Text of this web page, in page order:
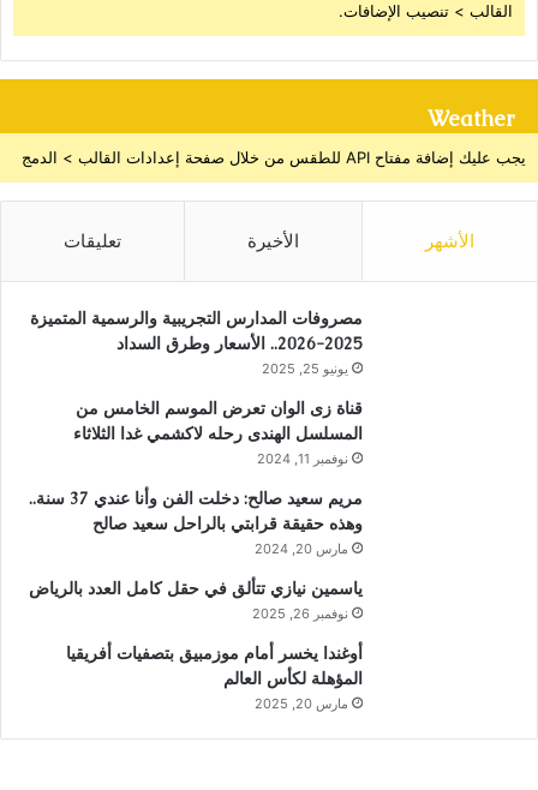
القالب > تنصيب الإضافات.
Weather
يجب عليك إضافة مفتاح API للطقس من خلال صفحة إعدادات القالب > الدمج
الأشهر الأخيرة تعليقات
مصروفات المدارس التجريبية والرسمية المتميزة
2025-2026.. الأسعار وطرق السداد
يونيو 25, 2025
قناة زى الوان تعرض الموسم الخامس من
المسلسل الهندى رحله لاكشمي غدا الثلاثاء
نوفمبر 11, 2024
مريم سعيد صالح: دخلت الفن وأنا عندي 37 سنة..
وهذه حقيقة قرابتي بالراحل سعيد صالح
مارس 20, 2024
ياسمين نيازي تتألق في حقل كامل العدد بالرياض
نوفمبر 26, 2025
أوغندا يخسر أمام موزمبيق بتصفيات أفريقيا
المؤهلة لكأس العالم
مارس 20, 2025